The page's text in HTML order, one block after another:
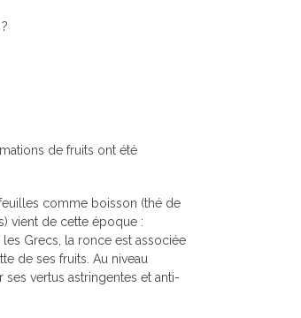
de fruits ont été
feuilles comme boisson (thé de
vient de cette époque :
Grecs, la ronce est associée
de ses fruits. Au niveau
vertus astringentes et anti-